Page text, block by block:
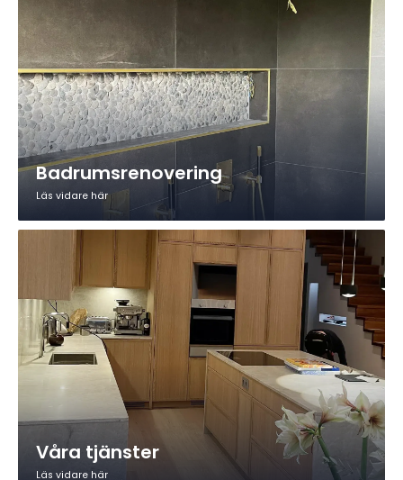
Badrumsrenovering
Läs vidare här
Våra tjänster
Läs vidare här